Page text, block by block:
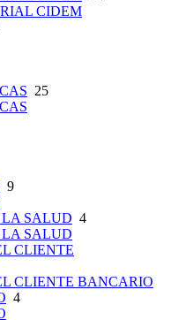
CIDEM
25
9
LA SALUD 4
LA SALUD
CLIENTE
CLIENTE BANCARIO
4